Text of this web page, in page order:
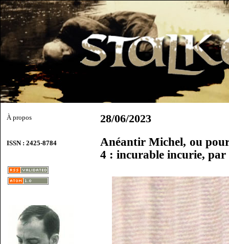
À propos
ISSN : 2425-8784
28/06/2023
Anéantir Michel, ou
4 : incurable incurie, par